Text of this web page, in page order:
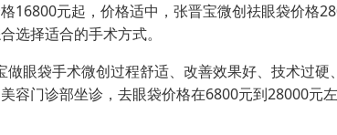
16800元起，价格适中，张晋宝微创祛眼袋价格
选择适合的手术方式。
做眼袋手术微创过程舒适、改善效果好、技术过
容门诊部坐诊，去眼袋价格在6800元到28000元